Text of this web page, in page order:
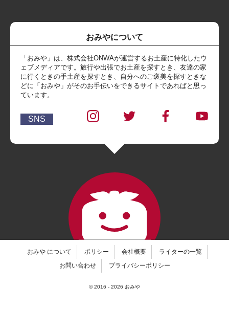
おみやについて
「おみや」は、株式会社ONWAが運営するお土産に特化したウ
ェブメディアです。旅行や出張でお土産を探すとき、友達の家
に行くときの手土産を探すとき、自分へのご褒美を探すときな
どに「おみや」がそのお手伝いをできるサイトであればと思っ
ています。
SNS
おみや について ポリシー 会社概要
ライターの一覧
お問い合わせ
プライバシーポリシー
© 2016 - 2026 おみや